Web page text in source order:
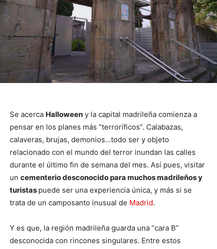
Se acerca Halloween y la capital madrileña comienza a
pensar en los planes más ”terroríficos”. Calabazas,
calaveras, brujas, demonios…todo ser y objeto
relacionado con el mundo del terror inundan las calles
durante el último fin de semana del mes. Así pues, visitar
un cementerio desconocido para muchos madrileños y
turistas puede ser una experiencia única, y más si se
trata de un camposanto inusual de Madrid.
Y es que, la región madrileña guarda una “cara B”
desconocida con rincones singulares. Entre estos